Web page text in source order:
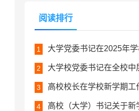
阅读排行
1 大学党委书记在2025年学校
2 大学校党委书记在全校
3 高校校长在学校新学期
4 高校（大学）书记关于新学